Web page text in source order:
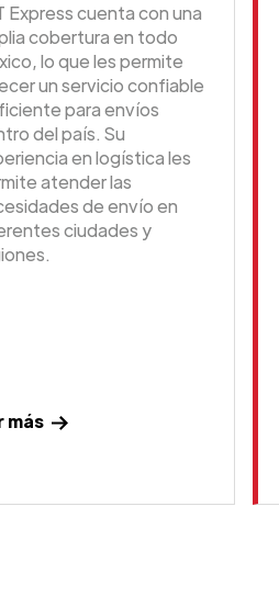
Express cuenta con una
cobertura en todo
lo que les permite
un servicio confiable
para envíos
del país. Su
en logística les
atender las
de envío en
ciudades y
más